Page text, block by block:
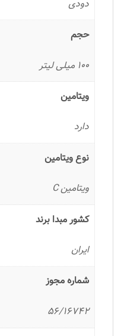
دودی
حجم
100 میلی لیتر
ویتامین
دارد
نوع ویتامین
ویتامین C
کشور مبدا برند
ایران
شماره مجوز
56/16742